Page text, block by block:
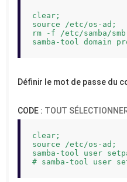
clear;
source /etc/os-ad;
rm -f /etc/samba/
samba-tool domain
Définir le mot de passe du
CODE : TOUT
clear;
source /etc/os-ad;
samba-tool user
# samba-tool user